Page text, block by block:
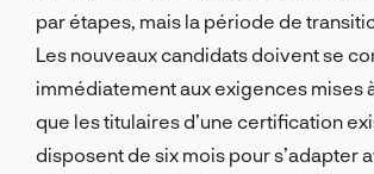
par étapes, mais la période de
Les nouveaux candidats doivent se
immédiatement aux exigences mises
que les titulaires d’une certification
disposent de six mois pour s’adapter